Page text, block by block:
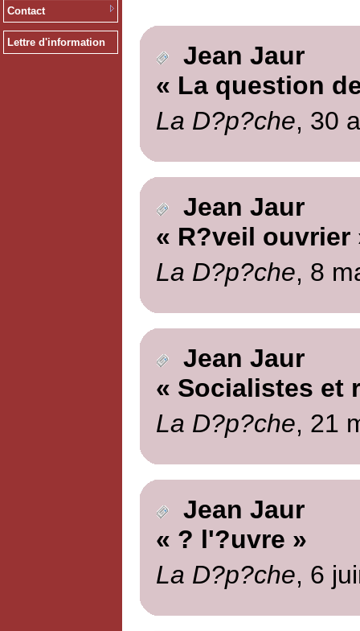
Contact
Lettre d'information
Jean Jaur
« La question
La D?p?che, 30
Jean Jaur
« R?veil ouvrier
La D?p?che, 8
Jean Jaur
« Socialistes et
La D?p?che, 21
Jean Jaur
« ? l'?uvre »
La D?p?che, 6